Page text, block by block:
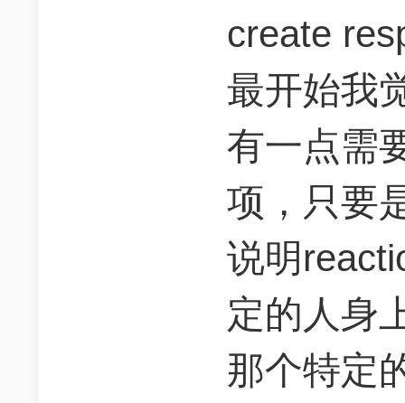
create
最开始我
有一点需
项，只要
说明
定的人身
那个特定